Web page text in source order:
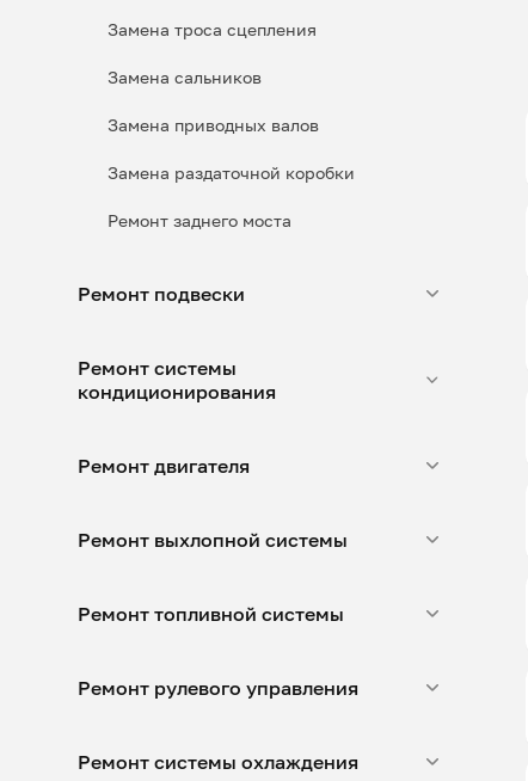
Замена троса сцепления
Замена сальников
Замена приводных валов
Замена раздаточной коробки
Ремонт заднего моста
Ремонт подвески
Ремонт системы
кондиционирования
Ремонт двигателя
Ремонт выхлопной системы
Ремонт топливной системы
Ремонт рулевого управления
Ремонт системы охлаждения